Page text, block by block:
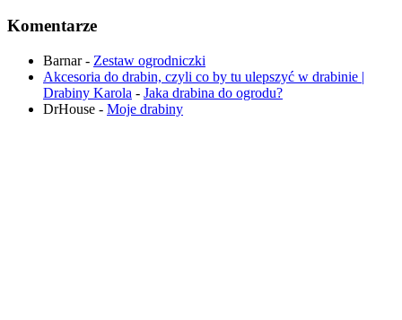
Komentarze
Barnar- Zestaw ogrodniczki
Akcesoria do drabin, czyli co by tu ulepszyć w drabinie |
Drabiny Karola - Jaka drabina do ogrodu​?
DrHouse - Moje drabiny